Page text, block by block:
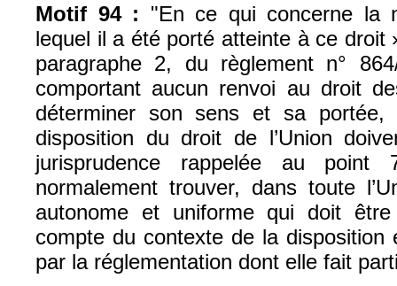
Motif 94 : "En ce qui concerne la
lequel il a été porté atteinte à ce droit
paragraphe 2, du règlement n°
comportant aucun renvoi au droit
déterminer son sens et sa portée,
disposition du droit de l’Union
jurisprudence rappelée au
normalement trouver, dans toute
autonome et uniforme qui doit
compte du contexte de la disposition
par la réglementation dont elle fait